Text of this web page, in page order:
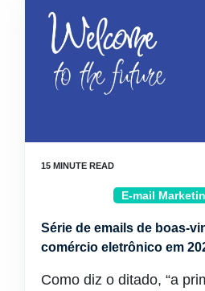
E-mail
Série de emails de boas-
comércio eletrônico em
Como diz o ditado, “a